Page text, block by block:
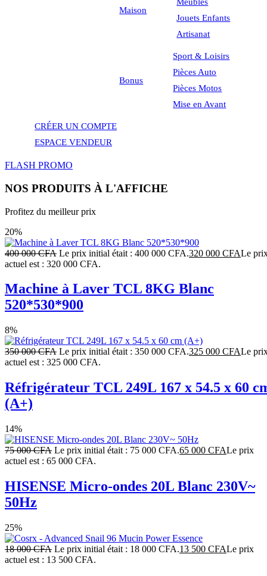
Maison
Jouets Enfants
Artisanat
Bonus
Sport & Loisirs
Pièces Auto
Pièces Motos
Mise en Avant
CRÉER UN COMPTE
ESPACE VENDEUR
FLASH PROMO
NOS PRODUITS À L'AFFICHE
Profitez du meilleur prix
20%
400 000CFA Le prix initial était : 400 000 CFA.320 000 CFALe
actuel est : 320 000 CFA.
Machine à Laver TCL 8KG Blanc
520*530*900
8%
350 000CFA Le prix initial était : 350 000 CFA.325 000 CFALe
actuel est : 325 000 CFA.
Réfrigérateur TCL 249L 167 x 54.5 x 60
(A+)
14%
75 000CFA Le prix initial était : 75 000 CFA.65 000 CFALe prix
actuel est : 65 000 CFA.
HISENSE Micro-ondes 20L Blanc 230V~
50Hz
25%
18 000CFA Le prix initial était : 18 000 CFA.13 500 CFALe prix
actuel est : 13 500 CFA.